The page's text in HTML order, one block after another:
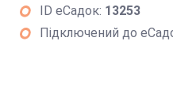
ID еСадок: 13253
Підключений до